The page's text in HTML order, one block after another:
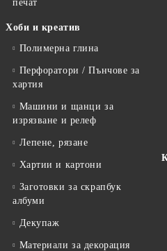
печат
Хоби и креатив
Полимерна глина
Перфоратори / Пънчове за
хартия
Машини и щанци за
изрязване и релеф
Лепене, рязане
Хартии и картони
Заготовки за скрапбук
албуми
Декупаж
Материали за декорация